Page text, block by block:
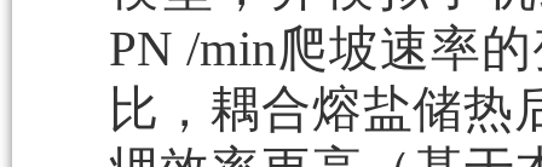
PN /min爬坡速率
比，耦合熔盐储热